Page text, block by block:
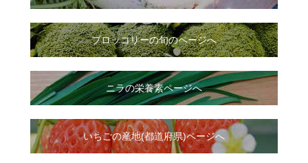
ブロッコリーの旬のページへ
ニラの栄養素ページへ
いちごの産地(都道府県)ページへ